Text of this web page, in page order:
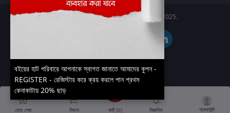
Boier Haat™ | © All rights reserved 2025.
হোম পেজ বিভাগ কার্ট (0) বিজ্ঞপ্তি অ্যাকাউন্ট
বইয়ের হাট পরিবারে আপনাকে স্বাগত জানাতে আমাদের কুপন -
REGISTER - রেজিস্টার করে ক্রয় করলে পান প্রথম
কেনাকাটায় 20% ছাড়